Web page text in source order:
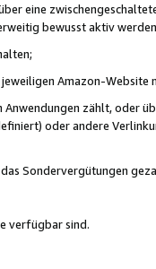
eine
bewusst aktiv werden
Amazon-
zählt, oder
oder andere
Sondervergütungen
verfügbar sind.